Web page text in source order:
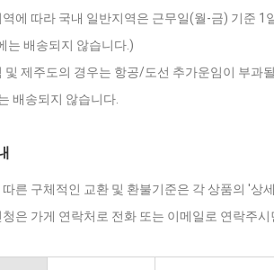
에 따라 국내 일반지역은 근무일(월-금) 기준
는 배송되지 않습니다.)
및 제주도의 경우는 항공/도선 추가운임이 부과
배송되지 않습니다.
른 구체적인 교환 및 환불기준은 각 상품의 '상
은 가게 연락처로 전화 또는 이메일로 연락주